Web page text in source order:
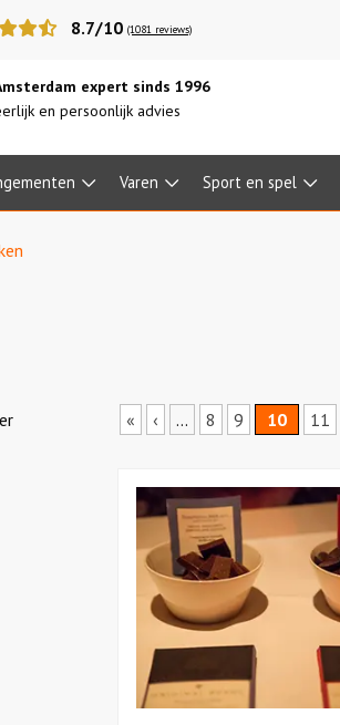
8.7/10 (1081 reviews)
expert sinds 1996
en persoonlijk advies
Varen Sport en spel
« ‹ ... 8 9 10 11
Chocoladewandeling